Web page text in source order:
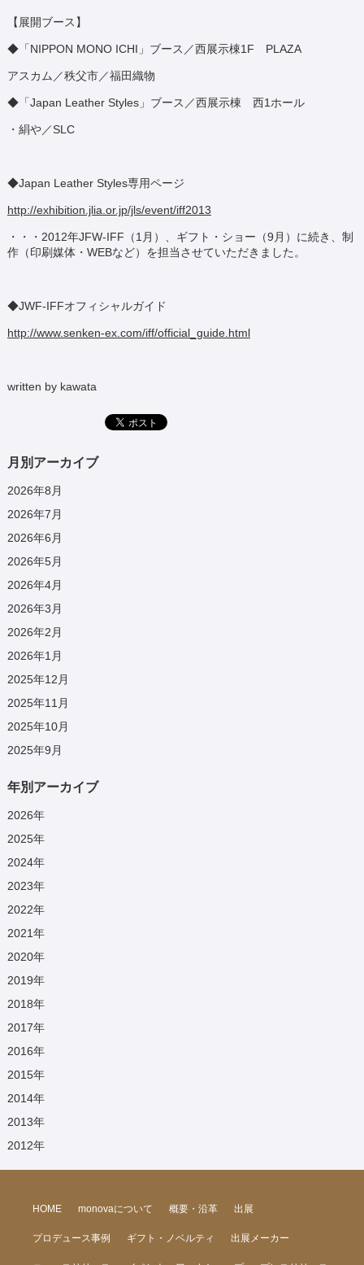
【展開ブース】
◆「NIPPON MONO ICHI」ブース／西展示棟1F PLAZA
アスカム／秩父市／福田織物
◆「Japan Leather Styles」ブース／西展示棟 西1ホール
・絹や／SLC
◆Japan Leather Styles専用ページ
http://exhibition.jlia.or.jp/jls/event/iff2013
・・・2012年JFW-IFF（1月）、ギフト・ショー（9月）に続き、制
作（印刷媒体・WEBなど）を担当させていただきました。
◆JWF-IFFオフィシャルガイド
http://www.senken-ex.com/iff/official_guide.html
written by kawata
月別アーカイブ
2026年8月
2026年7月
2026年6月
2026年5月
2026年4月
2026年3月
2026年2月
2026年1月
2025年12月
2025年11月
2025年10月
2025年9月
年別アーカイブ
2026年
2025年
2024年
2023年
2022年
2021年
2020年
2019年
2018年
2017年
2016年
2015年
2014年
2013年
2012年
HOME monovaについて 概要・沿革 出展
プロデュース事例 ギフト・ノベルティ 出展メーカー